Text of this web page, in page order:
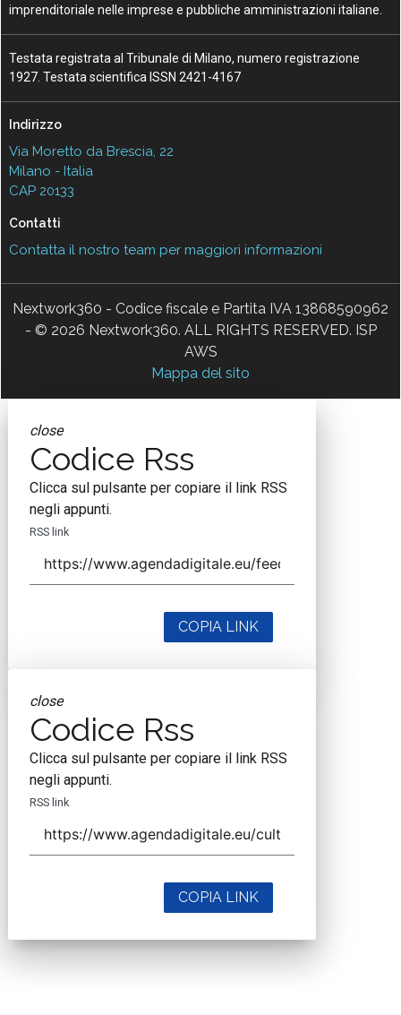
imprenditoriale nelle imprese e pubbliche amministrazioni italiane.
Testata registrata al Tribunale di Milano, numero registrazione
1927. Testata scientifica ISSN 2421-4167
Indirizzo
Via Moretto da Brescia, 22
Milano - Italia
CAP 20133
Contatti
Contatta il nostro team per maggiori informazioni
Nextwork360 - Codice fiscale e Partita IVA 13868590962
- © 2026 Nextwork360. ALL RIGHTS RESERVED. ISP
AWS
Mappa del sito
close
Codice Rss
Clicca sul pulsante per copiare il link RSS
negli appunti.
RSS link
COPIA LINK
close
Codice Rss
Clicca sul pulsante per copiare il link RSS
negli appunti.
RSS link
COPIA LINK